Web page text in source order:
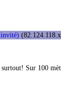
Sur 100